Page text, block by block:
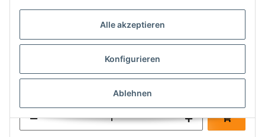
Alle akzeptieren
Konfigurieren
Ablehnen
Abzweigverbinder McPower AV-65 65-teilig lötfreie
Verbindungsklemmen
3,84 €
Sofort verfügbar